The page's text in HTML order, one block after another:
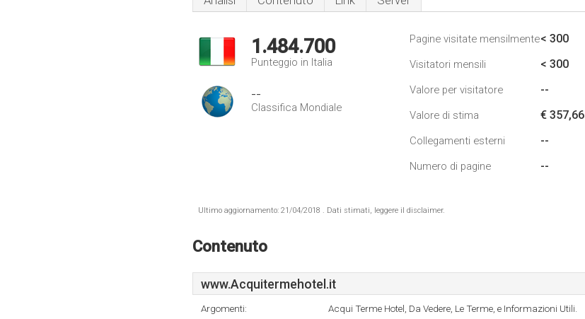
1.484.700
Punteggio in Italia
--
Classifica Mondiale
Pagine visitate mensilmente< 300
Visitatori mensili < 300
Valore per visitatore --
Valore di stima € 357,66
Collegamenti esterni --
Numero di pagine --
Ultimo aggiornamento: 21/04/2018 . Dati stimati, leggere il disclaimer.
Contenuto
www.Acquitermehotel.it
Argomenti: Acqui Terme Hotel, Da Vedere, Le Terme, e Informazioni Utili.